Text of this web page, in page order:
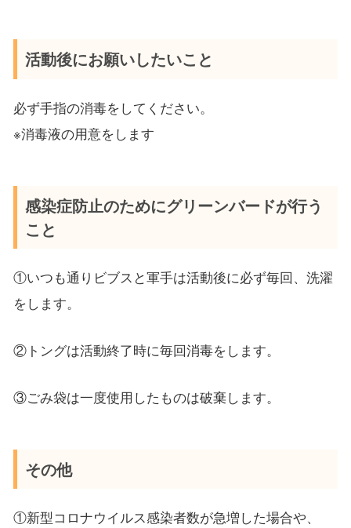
活動後にお願いしたいこと
必ず手指の消毒をしてください。
※消毒液の用意をします
感染症防止のためにグリーンバードが行う
こと
①いつも通りビブスと軍手は活動後に必ず毎回、洗濯
をします。
②トングは活動終了時に毎回消毒をします。
③ごみ袋は一度使用したものは破棄します。
その他
①新型コロナウイルス感染者数が急増した場合や、